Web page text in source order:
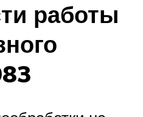
работы